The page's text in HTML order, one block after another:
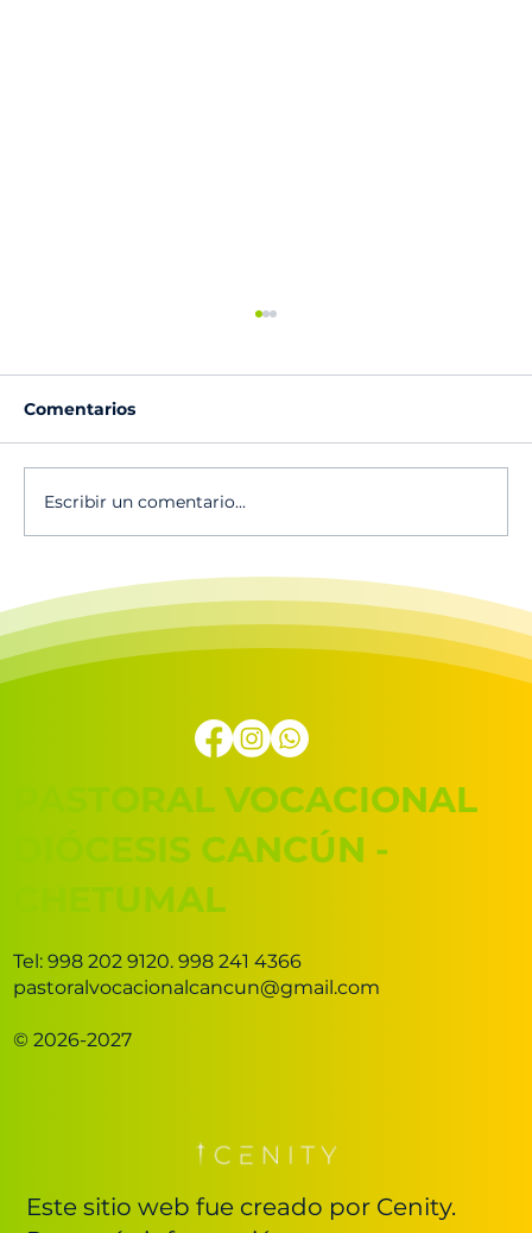
🔥Escucha el canto vocacional 2025
en Spotify!
Comentarios
Escribir un comentario...
Este sitio web fue creado por Cenity.
PASTORAL VOCACIONAL
DIÓCESIS CANCÚN -
CHETUMAL
Tel: 998 202 9120. 998 241 4366
pastoralvocacionalcancun@gmail.com
© 2026-2027